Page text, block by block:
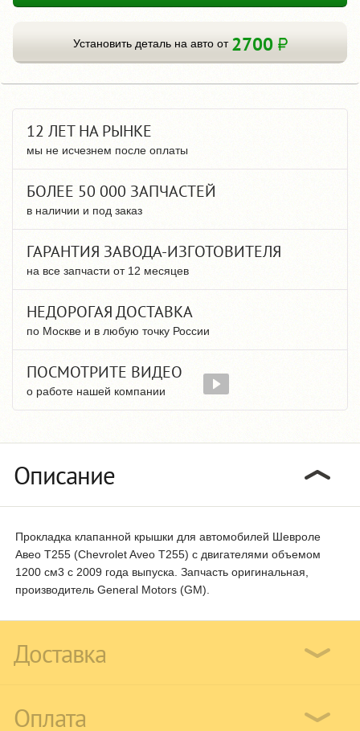
Установить деталь на авто от 2700
12 ЛЕТ НА РЫНКЕ
мы не исчезнем после оплаты
БОЛЕЕ 50 000 ЗАПЧАСТЕЙ
в наличии и под заказ
ГАРАНТИЯ ЗАВОДА-ИЗГОТОВИТЕЛЯ
на все запчасти от 12 месяцев
НЕДОРОГАЯ ДОСТАВКА
по Москве и в любую точку России
ПОСМОТРИТЕ ВИДЕО
о работе нашей компании
Описание
Прокладка клапанной крышки для автомобилей Шевроле
Авео T255 (Chevrolet Aveo T255) с двигателями объемом
1200 см3 с 2009 года выпуска. Запчасть оригинальная,
производитель General Motors (GM).
Доставка
Оплата